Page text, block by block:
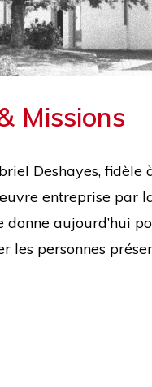
Missions
Deshayes, fidèle
entreprise par
donne aujourd’hui
les personnes